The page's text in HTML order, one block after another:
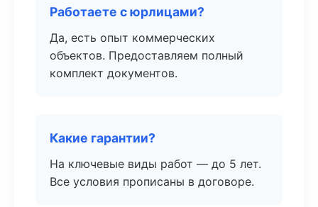
Работаете с юрлицами?
Да, есть опыт коммерческих
объектов. Предоставляем полный
комплект документов.
Какие гарантии?
На ключевые виды работ — до 5 лет.
Все условия прописаны в договоре.